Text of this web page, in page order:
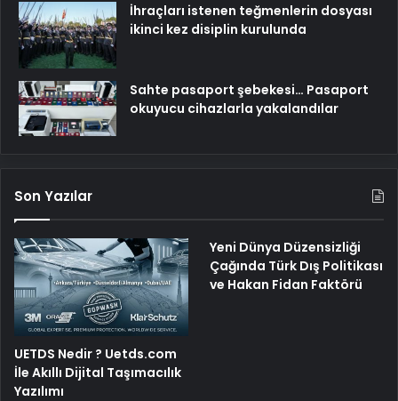
İhraçları istenen teğmenlerin dosyası
ikinci kez disiplin kurulunda
Sahte pasaport şebekesi… Pasaport
okuyucu cihazlarla yakalandılar
Son Yazılar
UETDS Nedir ? Uetds.com
İle Akıllı Dijital Taşımacılık
Yazılımı
Yeni Dünya Düzensizliği
Çağında Türk Dış Politikası
ve Hakan Fidan Faktörü